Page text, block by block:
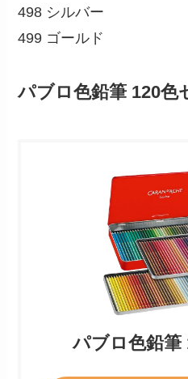
498 シルバー
499 ゴールド
パブロ色鉛筆 120色
パブロ色鉛筆